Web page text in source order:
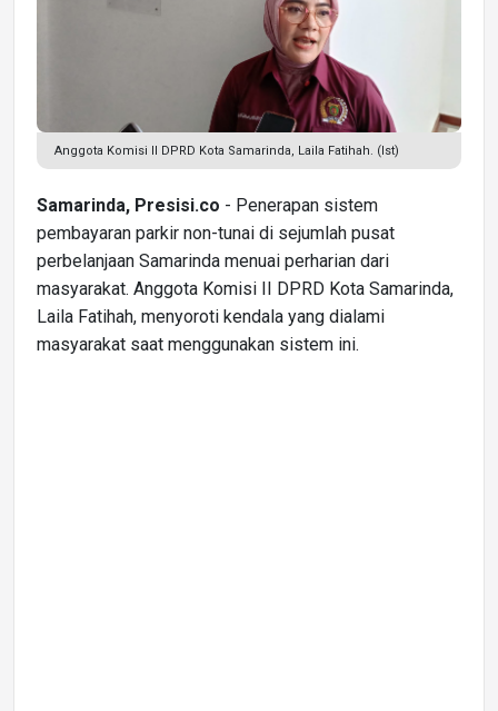
Anggota Komisi II DPRD Kota Samarinda, Laila Fatihah. (Ist)
Samarinda, Presisi.co - Penerapan sistem
pembayaran parkir non-tunai di sejumlah pusat
perbelanjaan Samarinda menuai perharian dari
masyarakat. Anggota Komisi II DPRD Kota Samarinda,
Laila Fatihah, menyoroti kendala yang dialami
masyarakat saat menggunakan sistem ini.